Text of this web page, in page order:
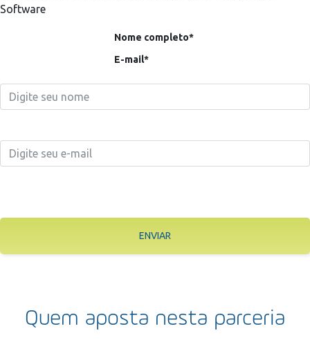
Software
Nome completo*
E-mail*
ENVIAR
Quem aposta nesta parceria